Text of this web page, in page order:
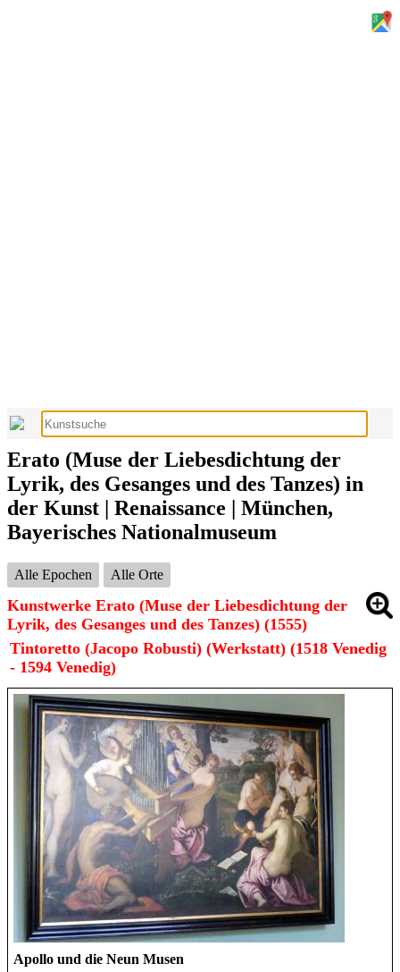
Erato (Muse der Liebesdichtung der
Lyrik, des Gesanges und des Tanzes) in
der Kunst | Renaissance | München,
Bayerisches Nationalmuseum
Alle Epochen Alle Orte
Kunstwerke Erato (Muse der Liebesdichtung der
Lyrik, des Gesanges und des Tanzes) (1555)
Tintoretto (Jacopo Robusti) (Werkstatt) (1518 Venedig
- 1594 Venedig)
Apollo und die Neun Musen